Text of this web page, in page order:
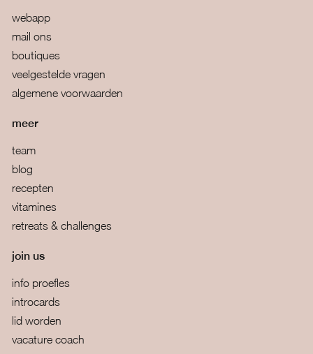
webapp
mail ons
boutiques
veelgestelde vragen
algemene voorwaarden
meer
team
blog
recepten
vitamines
retreats & challenges
join us
info proefles
introcards
lid worden
vacature coach